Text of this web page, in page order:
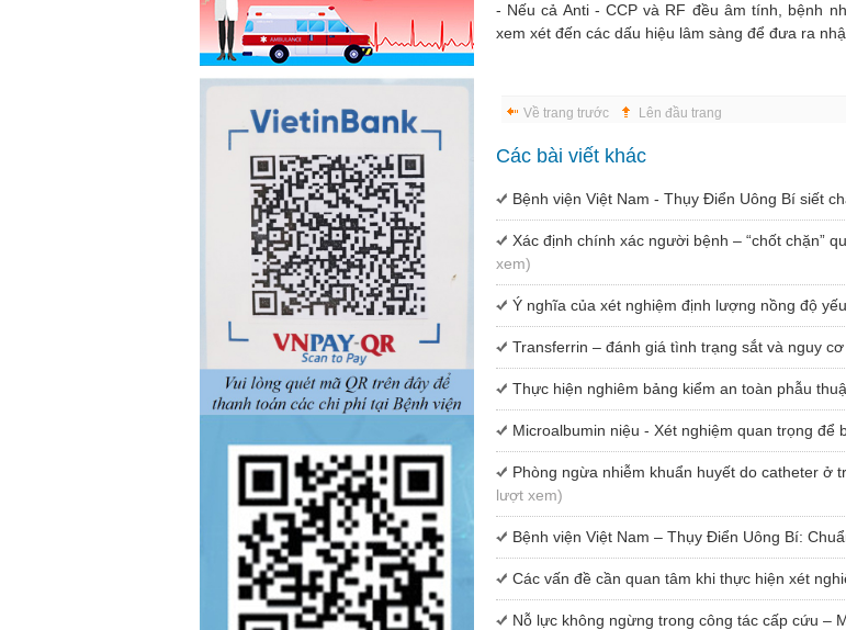
- Nếu cả Anti - CCP và RF đều âm tính, bệnh
xem xét đến các dấu hiệu lâm sàng để đưa ra
Về trang trước Lên đầu trang
Các bài viết khác
Bệnh viện Việt Nam - Thụy Điển Uông Bí siết
Xác định chính xác người bệnh – “chốt chặn”
xem)
Ý nghĩa của xét nghiệm định lượng nồng độ
Transferrin – đánh giá tình trạng sắt và nguy
Thực hiện nghiêm bảng kiểm an toàn phẫu
Microalbumin niệu - Xét nghiệm quan trọng để
Phòng ngừa nhiễm khuẩn huyết do catheter ở
lượt xem)
Bệnh viện Việt Nam – Thụy Điển Uông Bí:
Các vấn đề cần quan tâm khi thực hiện xét
Nỗ lực không ngừng trong công tác cấp cứu –